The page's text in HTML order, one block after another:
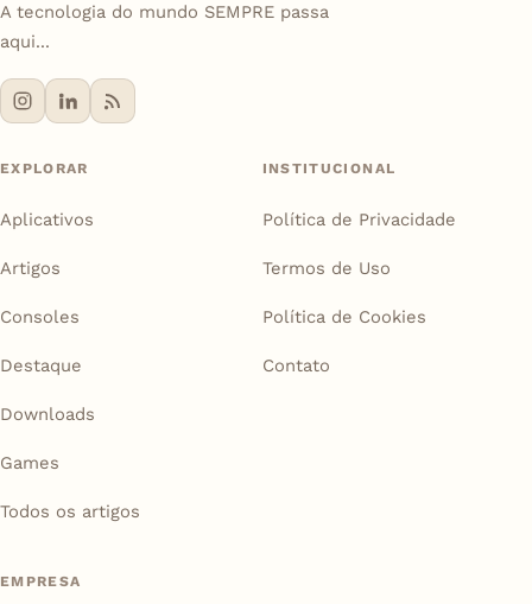
A tecnologia do mundo SEMPRE passa
aqui...
EXPLORAR
Aplicativos
Artigos
Consoles
Destaque
Downloads
Games
Todos os artigos
INSTITUCIONAL
Política de Privacidade
Termos de Uso
Política de Cookies
Contato
EMPRESA